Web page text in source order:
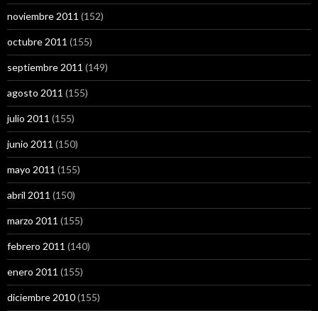
noviembre 2011 (152)
octubre 2011 (155)
septiembre 2011 (149)
agosto 2011 (155)
julio 2011 (155)
junio 2011 (150)
mayo 2011 (155)
abril 2011 (150)
marzo 2011 (155)
febrero 2011 (140)
enero 2011 (155)
diciembre 2010(155)